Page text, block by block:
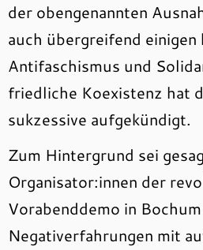
der obengenannten
auch übergreifend einigen
Antifaschismus und
friedliche Koexistenz hat
sukzessive aufgekündigt.
Zum Hintergrund sei
Organisator:innen der
Vorabenddemo in
Negativerfahrungen mit